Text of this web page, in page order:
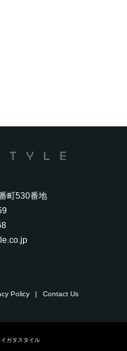
町530番地
Policy Contact Us
イガタスタイル